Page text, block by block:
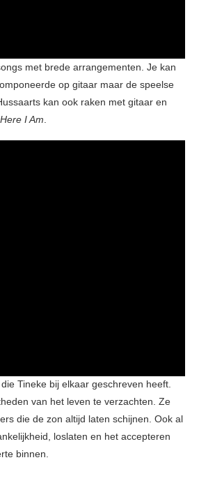
met brede arrangementen. Je kan
op gitaar maar de speelse
kan ook raken met gitaar en
Here I Am
Tineke bij elkaar geschreven heeft.
van het leven te verzachten. Ze
die de zon altijd laten schijnen. Ook al
loslaten en het accepteren
binnen.